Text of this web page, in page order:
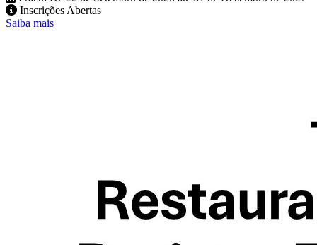
Inscrições Abertas
Saiba mais